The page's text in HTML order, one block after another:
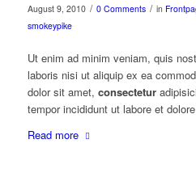
August 9, 2010 / 0 Comments / in
smokeypike
Ut enim ad minim veniam, quis
laboris nisi ut aliquip ex ea
dolor sit amet, consectetur
tempor incididunt ut labore et dolore
Read more